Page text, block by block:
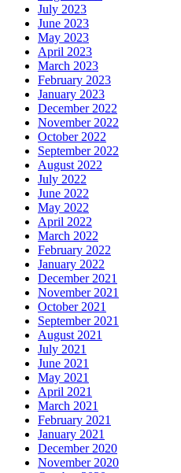
July 2023
June 2023
May 2023
April 2023
March 2023
February 2023
January 2023
December 2022
November 2022
October 2022
September 2022
August 2022
July 2022
June 2022
May 2022
April 2022
March 2022
February 2022
January 2022
December 2021
November 2021
October 2021
September 2021
August 2021
July 2021
June 2021
May 2021
April 2021
March 2021
February 2021
January 2021
December 2020
November 2020